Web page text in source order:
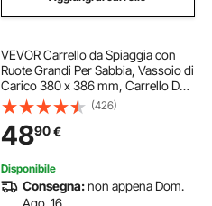
VEVOR Carrello da Spiaggia con
Ruote Grandi Per Sabbia, Vassoio di
Carico 380 x 386 mm, Carrello Da
Trasporto Pieghevole Ruote PE
Piene 254 mm, Per picnic,
Campeggio, Spiaggia, Pesca,
Carico 31 kg
(426)
4890€
Disponibile
Consegna:non appena Dom.
Ago. 16